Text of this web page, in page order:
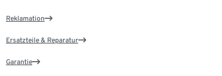
Reklamation
Ersatzteile & Reparatur
Garantie